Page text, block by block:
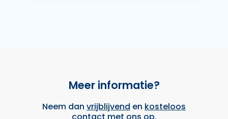
Meer informatie?
Neem dan vrijblijvend en kosteloos
contact met ons op.